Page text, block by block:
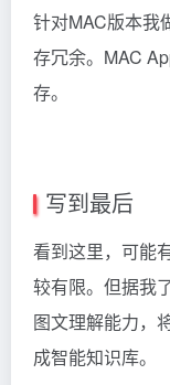
针对MAC版本我
存冗余。MAC
存。
写到最后
看到这里，可能
较有限。但据我
图文理解能力，
成智能知识库。